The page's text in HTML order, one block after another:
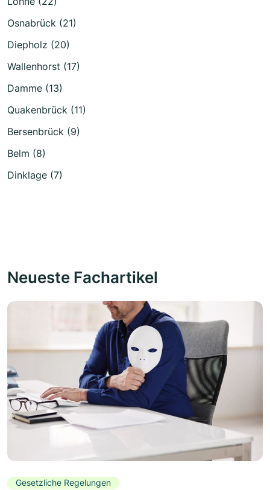
Osnabrück (21)
Diepholz (20)
Wallenhorst (17)
Damme (13)
Quakenbrück (11)
Bersenbrück (9)
Belm (8)
Dinklage (7)
Neueste Fachartikel
Gesetzliche Regelungen